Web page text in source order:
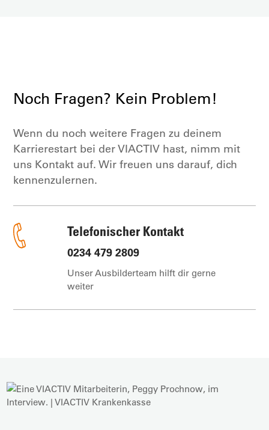
Noch Fragen? Kein Problem!
Wenn du noch weitere Fragen zu deinem
Karrierestart bei der VIACTIV hast, nimm mit
uns Kontakt auf. Wir freuen uns darauf, dich
kennenzulernen.
Telefonischer Kontakt
0234 479 2809
Unser Ausbilderteam hilft dir gerne
weiter